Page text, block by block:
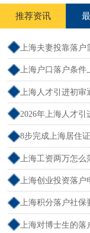
推荐资讯
上海夫妻投靠落户
2026年）
上海户口落户条件
策）
上海人才引进初
什么）
2026年上海人才
吗）
8步完成上海居住
证积分办理申请
上海工资两万怎
上海创业投资落户
程和时长多久）
上海积分落户社保
上海对博士生的